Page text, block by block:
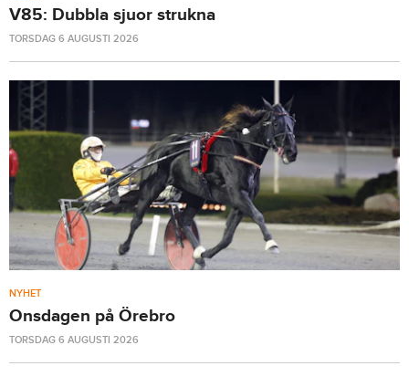
V85: Dubbla sjuor strukna
TORSDAG 6 AUGUSTI 2026
NYHET
Onsdagen på Örebro
TORSDAG 6 AUGUSTI 2026